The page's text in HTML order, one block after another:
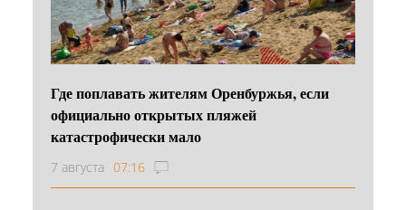
Где поплавать жителям Оренбуржья, если
официально открытых пляжей
катастрофически мало
7 августа 07:16